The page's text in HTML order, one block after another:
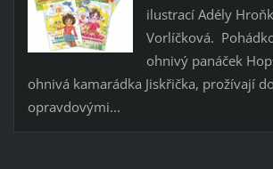
ilustrací Adély
Vorlíčková.
ohnivý panáček
ohnivá kamarádka Jiskřička, prožívají
opravdovými...